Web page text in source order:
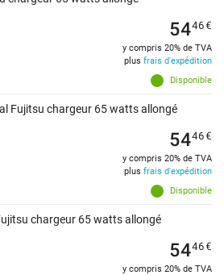
Disponible
5446€
y compris 20% de TVA
plus frais d'expédition
Fujitsu chargeur 65 watts allongé
Disponible
5446€
y compris 20% de TVA
plus frais d'expédition
chargeur 65 watts allongé
5446€
y compris 20% de TVA